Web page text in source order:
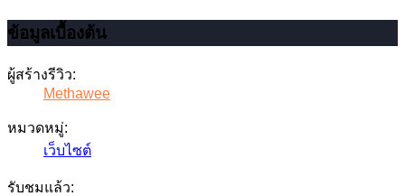
ข้อมูลเบื้องต้น
ผู้สร้างรีวิว:
Methawee
หมวดหมู่:
เว็บไซต์
รับชมแล้ว: